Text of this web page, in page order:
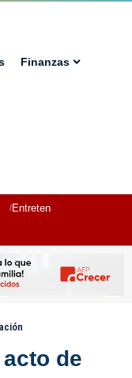
Finanzas
Entretenimiento
de